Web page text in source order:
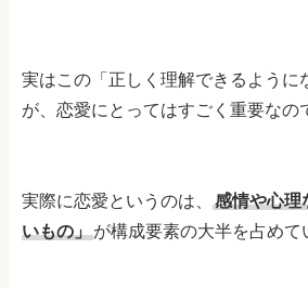
実はこの「正しく理解できるように
が、恋愛にとってはすごく重要なの
実際に恋愛というのは、
感情や心理
いもの」が構成要素の大半を占めて